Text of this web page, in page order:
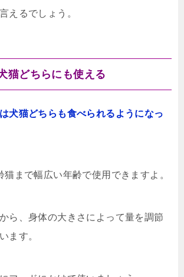
えるでしょう。
猫どちらにも使える
犬猫どちらも食べられるようになっ
まで幅広い年齢で使用できますよ。
ら、身体の大きさによって量を調節
ます。